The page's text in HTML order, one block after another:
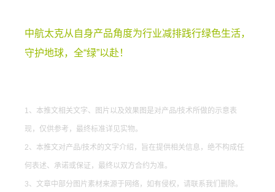
中航太克从自身产品角度为行业减排践行绿色生活，
守护地球，全“绿”以赴！
1、本推文相关文字、图片以及效果图是对产品/技术所做的示意表
现，仅供参考，最终标准详见实物。
2、本推文对产品/技术的文字介绍，旨在提供相关信息，绝不构成任
何表述、承诺或保证，最终以双方合约为准。
3、文章中部分图片素材来源于网络，如有侵权，请联系我们删除。